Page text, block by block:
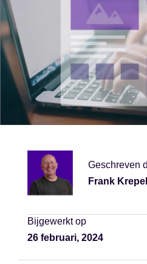
Geschreven
Frank Krepel
Bijgewerkt op
26 februari, 2024